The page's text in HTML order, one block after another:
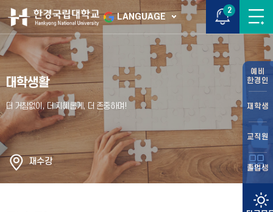
LANGUAGE
2
예비
한경인
재학생
교직원
졸업생
대학생활
재수강